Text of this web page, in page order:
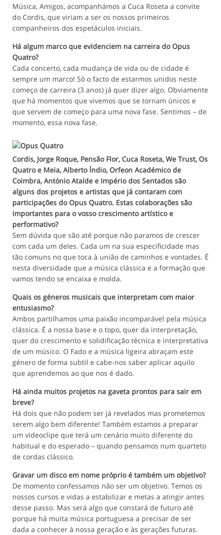
Música, Amigos, acompanhámos a Cuca Roseta a convite
do Cordis, que viriam a ser os nossos primeiros
companheiros dos espetáculos iniciais.
Há algum marco que evidenciem na carreira do Opus
Quatro?
Cada concerto, cada mudança de vida ou de cidade é
sempre um marco! Só o facto de estarmos unidos neste
começo de carreira (3 anos) já quer dizer algo. Obviamente
que há momentos que vivemos que se tornam únicos e
que servem de começo para uma nova fase. Sentimos – de
momento, essa nova fase.
Cordis, Jorge Roque, Pensão Flor, Cuca Roseta, We Trust, Os
Quatro e Meia, Alberto Índio, Orfeon Académico de
Coimbra, António Ataíde e Império dos Sentados são
alguns dos projetos e artistas que já contaram com
participações do Opus Quatro. Estas colaborações são
importantes para o vosso crescimento artístico e
performativo?
Sem dúvida que são até porque não paramos de crescer
com cada um deles. Cada um na sua especificidade mas
tão comuns no que toca à união de caminhos e vontades. É
nesta diversidade que a música clássica e a formação que
vamos tendo se encaixa e molda.
Quais os géneros musicais que interpretam com maior
entusiasmo?
Ambos partilhamos uma paixão incomparável pela música
clássica. É a nossa base e o topo, quer da interpretação,
quer do crescimento e solidificação técnica e interpretativa
de um músico. O Fado e a música ligeira abraçam este
género de forma subtil e cabe-nos saber aplicar aquilo
que aprendemos ao que nos é dado.
Há ainda muitos projetos na gaveta prontos para sair em
breve?
Há dois que não podem ser já revelados mas prometemos
serem algo bem diferente! Também estamos a preparar
um videoclipe que terá um cenário muito diferente do
habitual e do esperado – quando pensamos num quarteto
de cordas clássico.
Gravar um disco em nome próprio é também um objetivo?
De momento confessamos não ser um objetivo. Temos os
nossos cursos e vidas a estabilizar e metas a atingir antes
desse passo. Mas será algo que constará de futuro até
porque há muita música portuguesa a precisar de ser
dada a conhecer à nossa geração e às gerações futuras.